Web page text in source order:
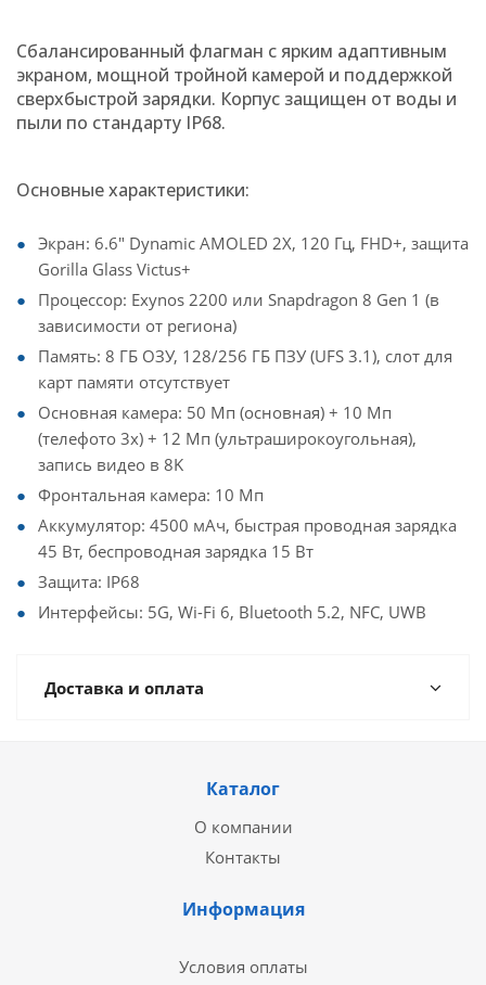
Сбалансированный флагман с ярким адаптивным
экраном, мощной тройной камерой и поддержкой
сверхбыстрой зарядки. Корпус защищен от воды и
пыли по стандарту IP68.
Основные характеристики:
Экран: 6.6" Dynamic AMOLED 2X, 120 Гц, FHD+, защита
Gorilla Glass Victus+
Процессор: Exynos 2200 или Snapdragon 8 Gen 1 (в
зависимости от региона)
Память: 8 ГБ ОЗУ, 128/256 ГБ ПЗУ (UFS 3.1), слот для
карт памяти отсутствует
Основная камера: 50 Мп (основная) + 10 Мп
(телефото 3x) + 12 Мп (ультраширокоугольная),
запись видео в 8K
Фронтальная камера: 10 Мп
Аккумулятор: 4500 мАч, быстрая проводная зарядка
45 Вт, беспроводная зарядка 15 Вт
Защита: IP68
Интерфейсы: 5G, Wi-Fi 6, Bluetooth 5.2, NFC, UWB
Доставка и оплата
Каталог
О компании
Контакты
Информация
Условия оплаты